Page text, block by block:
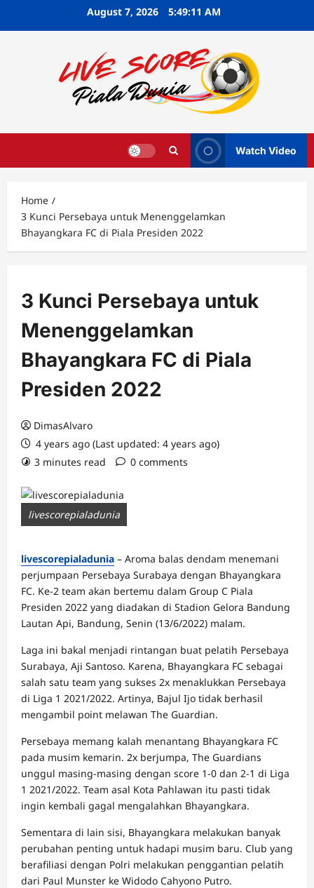
August 7, 2026 5:49:12 AM
Watch Video
Home
3 Kunci Persebaya untuk Menenggelamkan
Bhayangkara FC di Piala Presiden 2022
3 Kunci Persebaya untuk
Menenggelamkan
Bhayangkara FC di Piala
Presiden 2022
DimasAlvaro
4 years ago (Last updated: 4 years ago)
3 minutes read
0 comments
livescorepialadunia
livescorepialadunia – Aroma balas dendam menemani
perjumpaan Persebaya Surabaya dengan Bhayangkara
FC. Ke-2 team akan bertemu dalam Group C Piala
Presiden 2022 yang diadakan di Stadion Gelora Bandung
Lautan Api, Bandung, Senin (13/6/2022) malam.
Laga ini bakal menjadi rintangan buat pelatih Persebaya
Surabaya, Aji Santoso. Karena, Bhayangkara FC sebagai
salah satu team yang sukses 2x menaklukkan Persebaya
di Liga 1 2021/2022. Artinya, Bajul Ijo tidak berhasil
mengambil point melawan The Guardian.
Persebaya memang kalah menantang Bhayangkara FC
pada musim kemarin. 2x berjumpa, The Guardians
unggul masing-masing dengan score 1-0 dan 2-1 di Liga
1 2021/2022. Team asal Kota Pahlawan itu pasti tidak
ingin kembali gagal mengalahkan Bhayangkara.
Sementara di lain sisi, Bhayangkara melakukan banyak
perubahan penting untuk hadapi musim baru. Club yang
berafiliasi dengan Polri melakukan penggantian pelatih
dari Paul Munster ke Widodo Cahyono Putro.